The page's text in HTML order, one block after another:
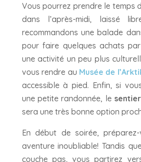
Vous pourrez prendre le temps
dans l’après-midi, laissé
recommandons une balade
pour faire quelques achats
une activité un peu plus
vous rendre au Musée de
accessible à pied. Enfin, si
une petite randonnée, le
sera une très bonne option
En début de soirée,
aventure inoubliable! Tandis
couche pas, vous partirez